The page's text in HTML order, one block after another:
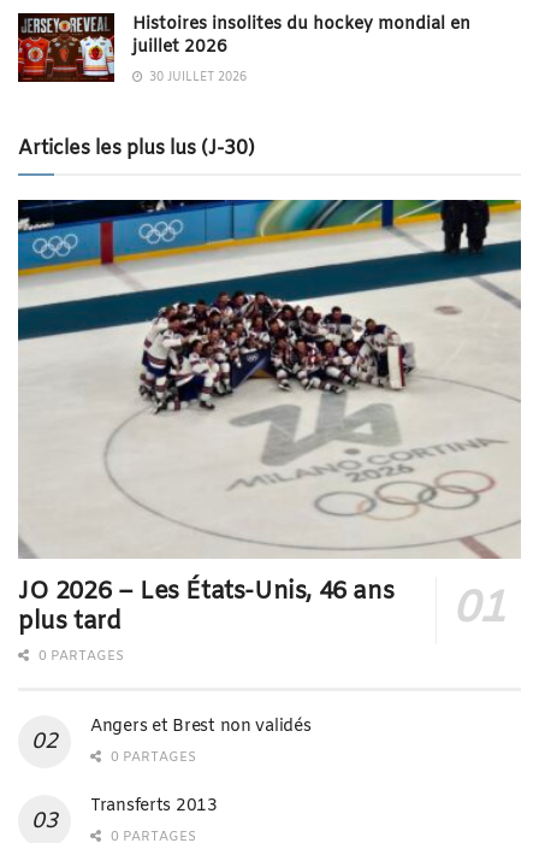
Histoires insolites du hockey mondial en
juillet 2026
30 JUILLET 2026
Articles les plus lus (J-30)
JO 2026 – Les États-Unis, 46 ans
plus tard
0 PARTAGES
Angers et Brest non validés
0 PARTAGES
Transferts 2013
0 PARTAGES